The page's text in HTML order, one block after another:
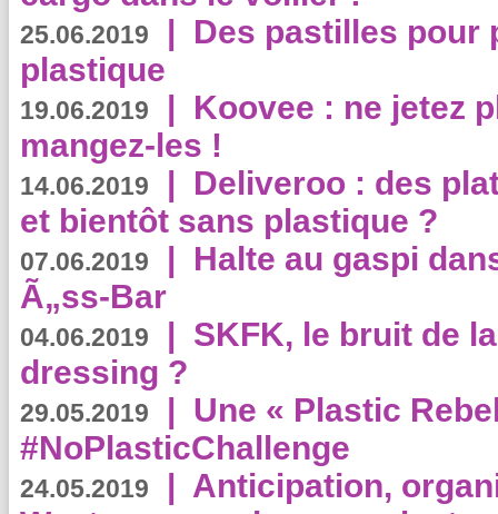
25.06.2019 | Des pastilles pour
plastique
19.06.2019 | Koovee : ne jetez
mangez-les !
14.06.2019 | Deliveroo : des
et bientôt sans plastique ?
07.06.2019 | Halte au gaspi
Ã„ss-Bar
04.06.2019 | SKFK, le bruit de
dressing ?
29.05.2019 | Une « Plastic
#NoPlasticChallenge
24.05.2019 | Anticipation,